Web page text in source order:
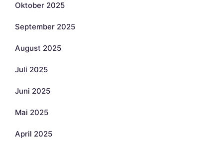
Oktober 2025
September 2025
August 2025
Juli 2025
Juni 2025
Mai 2025
April 2025